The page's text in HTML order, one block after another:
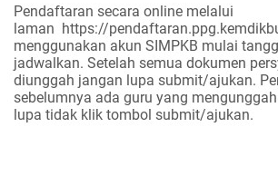
Pendaftaran secara online melalui
laman https://
menggunakan akun SIMPKB mulai
jadwalkan. Setelah semua dokumen
diunggah jangan lupa submit/ajukan.
sebelumnya ada guru yang
lupa tidak klik tombol submit/ajukan.